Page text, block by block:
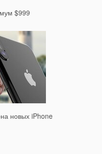
$999
новых iPhone